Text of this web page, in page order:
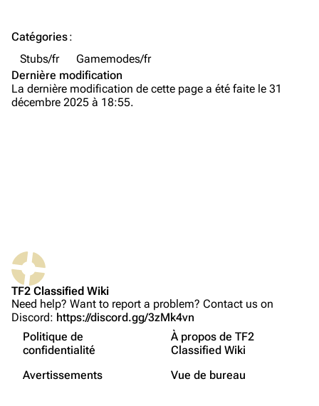
Navigation
Page d’accueil
À propos
Forums
Discord
Bluesky
Twitter
Non connecté(e)
Votre adresse IP sera visible au public si vous faites des
Version imprimable
Lien permanent
Informations sur la page
Gameplay
Quatre équipes
Cartes
Cartes
Catégories:
Stubs/fr
Gamemodes/fr
Dernière modification
La dernière modification de cette page a été faite le 31
décembre 2025 à 18:55.
TF2 Classified Wiki
Need help? Want to report a problem? Contact us on
Discord: https://discord.gg/3zMk4vn
Politique de
confidentialité
À propos de TF2
Classified Wiki
Avertissements
Vue de bureau